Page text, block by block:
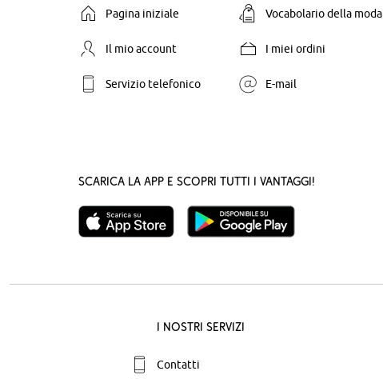
Pagina iniziale Vocabolario della moda
Il mio account I miei ordini
Servizio telefonico E-mail
Scarica la App e scopri tutti i vantaggi!
I nostri servizi
Contatti